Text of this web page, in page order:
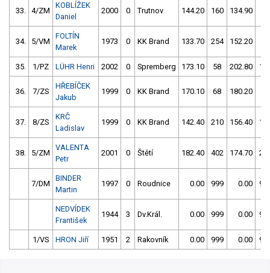
33. 4/ZM
KOBLÍŽEK
Daniel
2000 0 Trutnov 144.20 160 134.90
34. 5/VM
FOLTÍN
Marek
1973 0 KK Brand 133.70 254 152.20
35. 1/PZ LÜHR Henri 2002 0 Spremberg 173.10 58 202.80
36. 7/ZS
HŘEBÍČEK
Jakub
1999 0 KK Brand 170.10 68 180.20
37. 8/ZS
KRČ
Ladislav
1999 0 KK Brand 142.40 210 156.40
38. 5/ZM
VALENTA
Petr
2001 0 Štětí 182.40 402 174.70
7/DM
BINDER
Martin
1997 0 Roudnice 0.00 999 0.00
NEDVÍDEK
František
1944 3 Dv.Král. 0.00 999 0.00
1/VS HRON Jiří 1951 2 Rakovník 0.00 999 0.00